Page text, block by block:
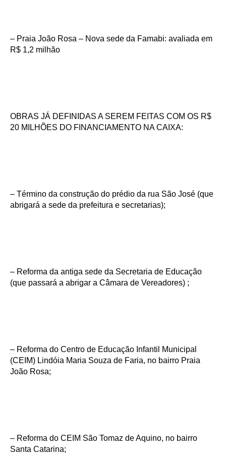
– Praia João Rosa – Nova sede da Famabi: avaliada em
R$ 1,2 milhão
OBRAS JÁ DEFINIDAS A SEREM FEITAS COM OS R$
20 MILHÕES DO FINANCIAMENTO NA CAIXA:
– Término da construção do prédio da rua São José (que
abrigará a sede da prefeitura e secretarias);
– Reforma da antiga sede da Secretaria de Educação
(que passará a abrigar a Câmara de Vereadores) ;
– Reforma do Centro de Educação Infantil Municipal
(CEIM) Lindóia Maria Souza de Faria, no bairro Praia
João Rosa;
– Reforma do CEIM São Tomaz de Aquino, no bairro
Santa Catarina;